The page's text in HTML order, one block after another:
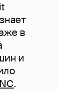
знает
в
и
.